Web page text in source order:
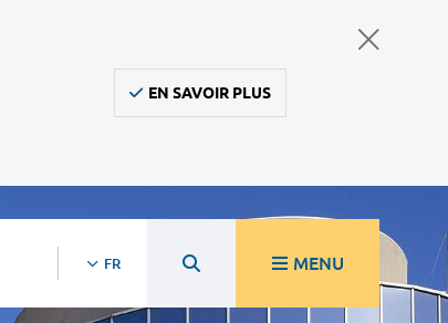
EN SAVOIR PLUS
FR MENU